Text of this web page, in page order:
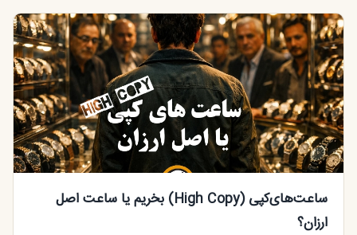
ساعت‌های‌کپی (High Copy) بخریم یا ساعت اصل
ارزان؟